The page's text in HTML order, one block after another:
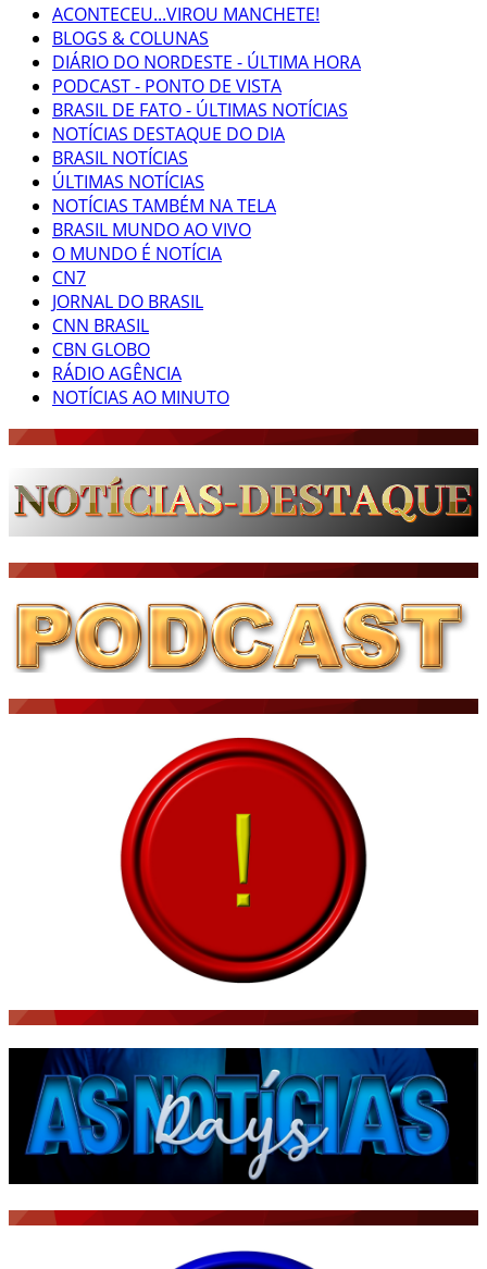
ACONTECEU...VIROU MANCHETE!
BLOGS & COLUNAS
DIÁRIO DO NORDESTE - ÚLTIMA HORA
PODCAST - PONTO DE VISTA
BRASIL DE FATO - ÚLTIMAS NOTÍCIAS
NOTÍCIAS DESTAQUE DO DIA
BRASIL NOTÍCIAS
ÚLTIMAS NOTÍCIAS
NOTÍCIAS TAMBÉM NA TELA
BRASIL MUNDO AO VIVO
O MUNDO É NOTÍCIA
CN7
JORNAL DO BRASIL
CNN BRASIL
CBN GLOBO
RÁDIO AGÊNCIA
NOTÍCIAS AO MINUTO